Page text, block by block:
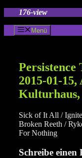
springen
176-view
Menü
Persistence
2015-01-15,
Sick of It All /
Broken Reeth /
For Nothing
Schreibe